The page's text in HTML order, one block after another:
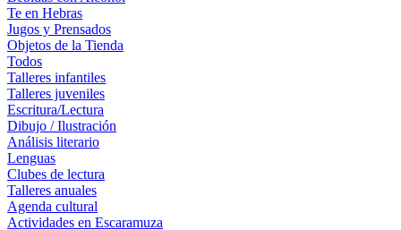
Te en Hebras
Jugos y Prensados
Objetos de la Tienda
Todos
Talleres infantiles
Talleres juveniles
Escritura/Lectura
Dibujo / Ilustración
Análisis literario
Lenguas
Clubes de lectura
Talleres anuales
Agenda cultural
Actividades en Escaramuza